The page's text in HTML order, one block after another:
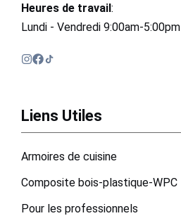
Heures de travail:
Lundi - Vendredi 9:00am-5:00pm
Liens Utiles
Armoires de cuisine
Composite bois-plastique-WPC
Pour les professionnels